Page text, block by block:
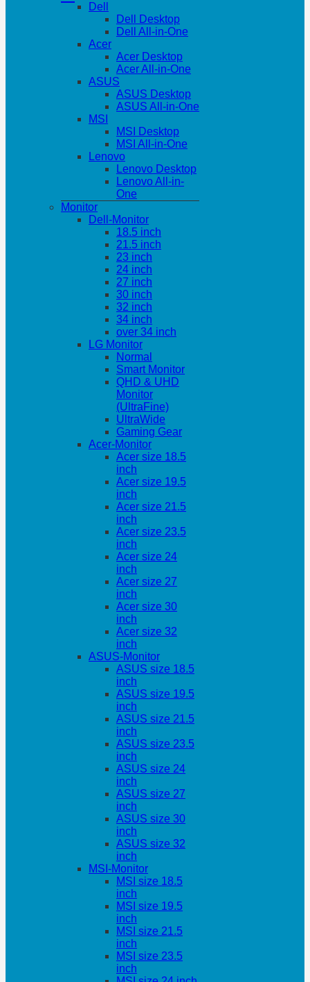
Dell
Dell Desktop
Dell All-in-One
Acer
Acer Desktop
Acer All-in-One
ASUS
ASUS Desktop
ASUS All-in-One
MSI
MSI Desktop
MSI All-in-One
Lenovo
Lenovo Desktop
Lenovo All-in-
One
Monitor
Dell-Monitor
18.5 inch
21.5 inch
23 inch
24 inch
27 inch
30 inch
32 inch
34 inch
over 34 inch
LG Monitor
Normal
Smart Monitor
QHD & UHD
Monitor
(UltraFine)
UltraWide
Gaming Gear
Acer-Monitor
Acer size 18.5
inch
Acer size 19.5
inch
Acer size 21.5
inch
Acer size 23.5
inch
Acer size 24
inch
Acer size 27
inch
Acer size 30
inch
Acer size 32
inch
ASUS-Monitor
ASUS size 18.5
inch
ASUS size 19.5
inch
ASUS size 21.5
inch
ASUS size 23.5
inch
ASUS size 24
inch
ASUS size 27
inch
ASUS size 30
inch
ASUS size 32
inch
MSI-Monitor
MSI size 18.5
inch
MSI size 19.5
inch
MSI size 21.5
inch
MSI size 23.5
inch